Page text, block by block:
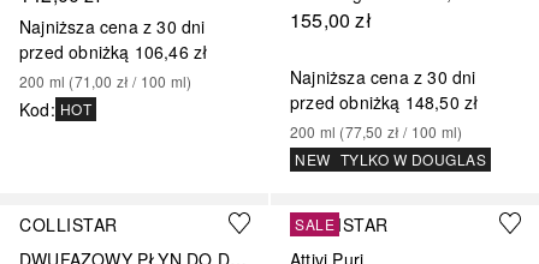
Najniższa cena z 30 dni
przed obniżką 106,46 zł
200 ml (71,00 zł / 100 ml)
Kod: HOT
155,00 zł
Najniższa cena z 30 dni
przed obniżką 148,50 zł
200 ml (77,50 zł / 100 ml)
NEW TYLKO W DOUGLAS
COLLISTAR
DWUFAZOWY PŁYN DO DEMAKIJAŻU
COLLISTAR
Attivi Puri
SALE